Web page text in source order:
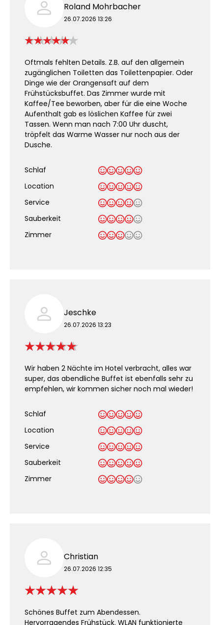
Roland Mohrbacher
26.07.2026 13:26
Oftmals fehlten Details. Z.B. auf den allgemein
zugänglichen Toiletten das Toilettenpapier. Oder
Dinge wie der Orangensaft auf dem
Frühstücksbuffet. Das Zimmer wurde mit
Kaffee/Tee beworben, aber für die eine Woche
Aufenthalt gab es löslichen Kaffee für zwei
Tassen. Wenn man nach 7:00 Uhr duscht,
tröpfelt das Warme Wasser nur noch aus der
Dusche.
Schlaf
Location
Service
Sauberkeit
Zimmer
Jeschke
26.07.2026 13:23
Wir haben 2 Nächte im Hotel verbracht, alles war
super, das abendliche Buffet ist ebenfalls sehr zu
empfehlen, wir kommen sicher noch mal wieder!
Schlaf
Location
Service
Sauberkeit
Zimmer
Christian
26.07.2026 12:35
Schönes Buffet zum Abendessen.
Hervorragendes Frühstück. WLAN funktionierte